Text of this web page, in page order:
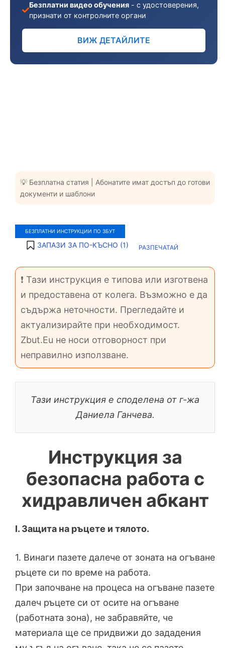
💡 Безплатна статия | Абонатите имат достъп до готови
документи и шаблони
БЕЗПЛАТНИ ИНСТРУКЦИИ ПО ЗБУТ
ЗАПАЗИ ЗА ПО-КЪСНО (1) РАЗПЕЧАТАЙ
❗ Тази инструкция е типова или изготвена
и предоставена от колега. Възможно е да
съдържа неточности. Прегледайте и
актуализирайте при необходимост.
Zbut.Eu не носи отговорност при
неправилно използване.
Тази инструкция е споделена от г-жа
Даниела Ганчева.
Инструкция за
безопасна работа с
хидравличен абкант
І. Защита на ръцете и тялото.
1. Винаги пазете далече от зоната на огъване
ръцете си по време на работа.
При започване на процеса на огъване пазете
далеч ръцете си от осите на огъване
(работната зона), не забравяйте, че
материала ще се придвижи до зададения
Безплатни видео обучения - с удостоверения,
признати от контролните органи
ВИЖ ДЕТАЙЛИТЕ